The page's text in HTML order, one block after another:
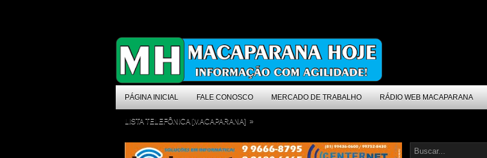
PÁGINA INICIAL FALE CONOSCO MERCADO DE TRABALHO RÁDIO WEB MACAPARANA
LISTA TELEFÔNICA [MACAPARANA] »